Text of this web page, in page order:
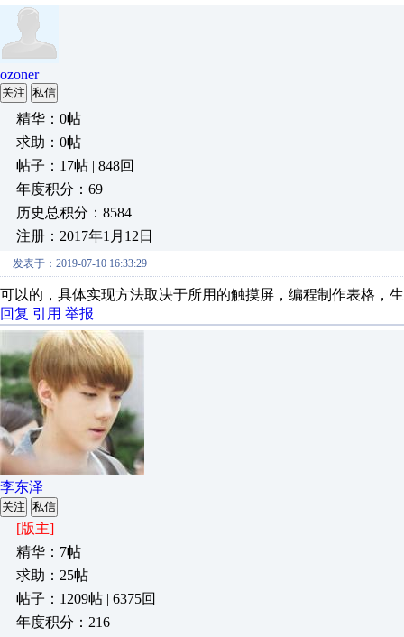
ozoner
关注 私信
精华：0帖
求助：0帖
帖子：17帖 | 848回
年度积分：69
历史总积分：8584
注册：2017年1月12日
发表于：2019-07-10 16:33:29
可以的，具体实现方法取决于所用的触摸屏，编程制作表格，
回复 引用 举报
李东泽
关注 私信
[版主]
精华：7帖
求助：25帖
帖子：1209帖 | 6375回
年度积分：216